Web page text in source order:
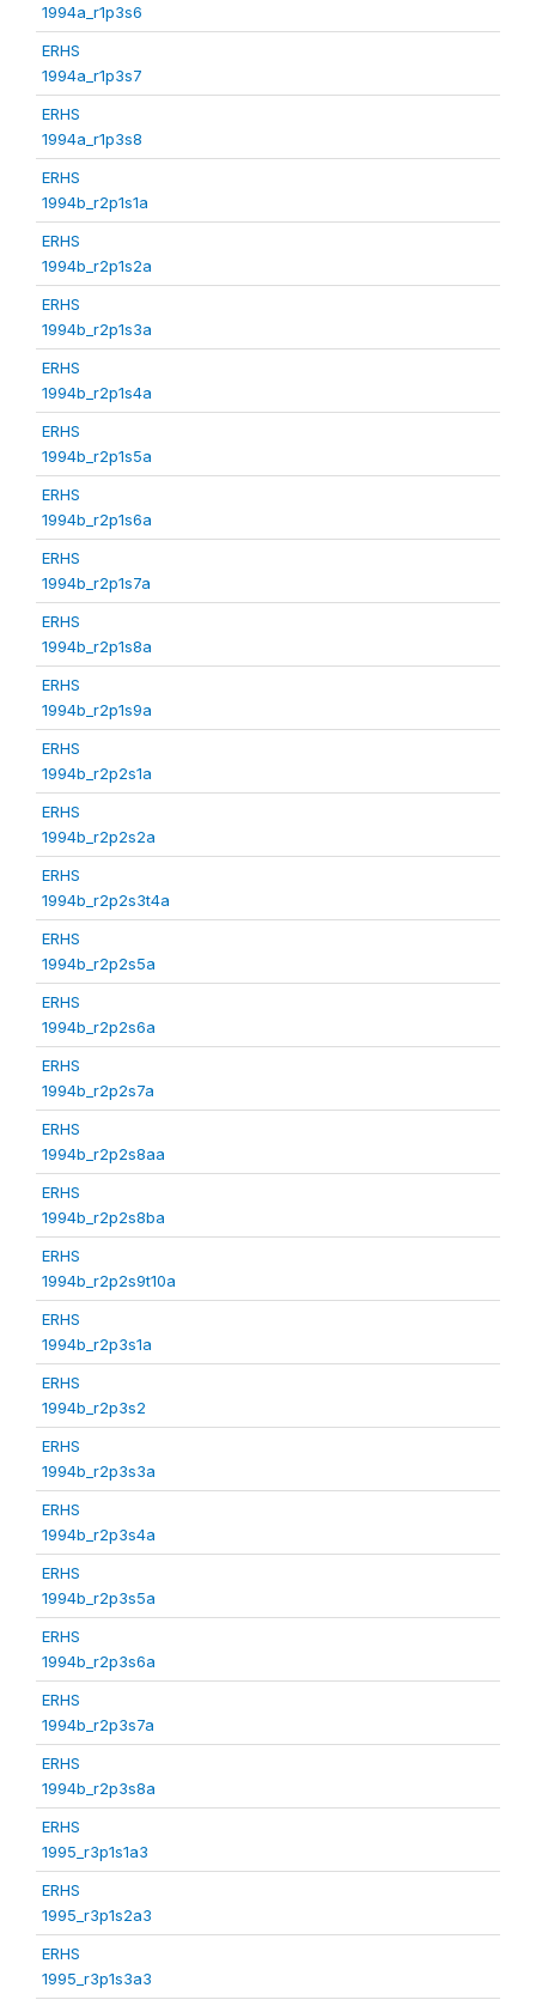
1994a_r1p3s6
ERHS
1994a_r1p3s7
ERHS
1994a_r1p3s8
ERHS
1994b_r2p1s1a
ERHS
1994b_r2p1s2a
ERHS
1994b_r2p1s3a
ERHS
1994b_r2p1s4a
ERHS
1994b_r2p1s5a
ERHS
1994b_r2p1s6a
ERHS
1994b_r2p1s7a
ERHS
1994b_r2p1s8a
ERHS
1994b_r2p1s9a
ERHS
1994b_r2p2s1a
ERHS
1994b_r2p2s2a
ERHS
1994b_r2p2s3t4a
ERHS
1994b_r2p2s5a
ERHS
1994b_r2p2s6a
ERHS
1994b_r2p2s7a
ERHS
1994b_r2p2s8aa
ERHS
1994b_r2p2s8ba
ERHS
1994b_r2p2s9t10a
ERHS
1994b_r2p3s1a
ERHS
1994b_r2p3s2
ERHS
1994b_r2p3s3a
ERHS
1994b_r2p3s4a
ERHS
1994b_r2p3s5a
ERHS
1994b_r2p3s6a
ERHS
1994b_r2p3s7a
ERHS
1994b_r2p3s8a
ERHS
1995_r3p1s1a3
ERHS
1995_r3p1s2a3
ERHS
1995_r3p1s3a3